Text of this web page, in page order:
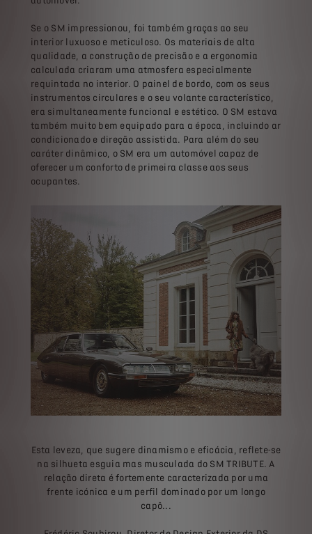
Se o SM impressionou, foi também graças ao seu
interior luxuoso e meticuloso. Os materiais de alta
qualidade, a construção de precisão e a ergonomia
calculada criaram uma atmosfera especialmente
requintada no interior. O painel de bordo, com os seus
instrumentos circulares e o seu volante característico,
era simultaneamente funcional e estético. O SM estava
também muito bem equipado para a época, incluindo ar
condicionado e direção assistida. Para além do seu
caráter dinâmico, o SM era um automóvel capaz de
oferecer um conforto de primeira classe aos seus
ocupantes.
Esta leveza, que sugere dinamismo e eficácia, reflete-se
na silhueta esguia mas musculada do SM TRIBUTE. A
relação direta é fortemente caracterizada por uma
frente icónica e um perfil dominado por um longo
capô...